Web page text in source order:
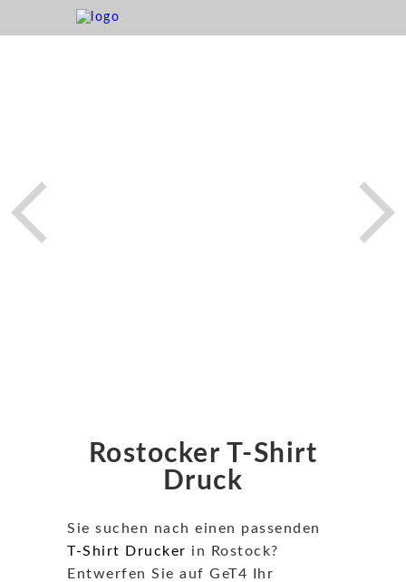
Rostocker T-Shirt
Druck
Sie suchen nach einen passenden
T-Shirt Drucker in Rostock?
Entwerfen Sie auf GeT4 Ihr